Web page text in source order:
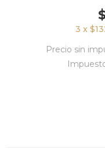
3 x
Precio sin